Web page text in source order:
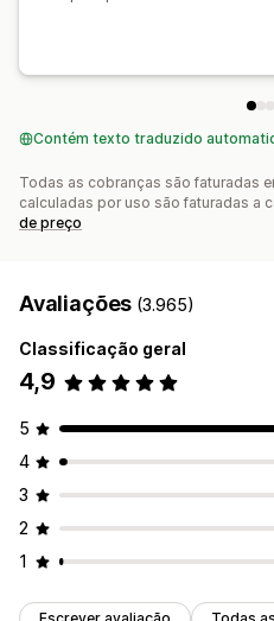
Código personalizado
Responsividade para
Carregamento lento
CDN
Testes A/B Registros de
Contém texto traduzido
Todas as cobranças são faturadas
calculadas por uso são faturadas a
de preço
Avaliações (3.965)
Classificação geral
4,9
5
4
3
2
1